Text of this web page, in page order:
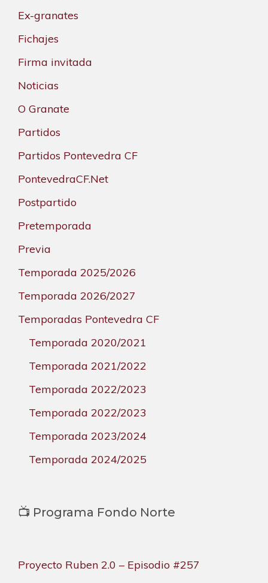
Ex-granates
Fichajes
Firma invitada
Noticias
O Granate
Partidos
Partidos Pontevedra CF
PontevedraCF.Net
Postpartido
Pretemporada
Previa
Temporada 2025/2026
Temporada 2026/2027
Temporadas Pontevedra CF
Temporada 2020/2021
Temporada 2021/2022
Temporada 2022/2023
Temporada 2022/2023
Temporada 2023/2024
Temporada 2024/2025
📺 Programa Fondo Norte
Proyecto Ruben 2.0 – Episodio #257